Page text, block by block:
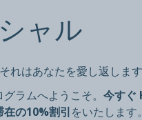
けます。 H Rewards会
ャル
れはあなたを愛し返します
ラムへようこそ。 今すぐ
在の10%割引をいたします。